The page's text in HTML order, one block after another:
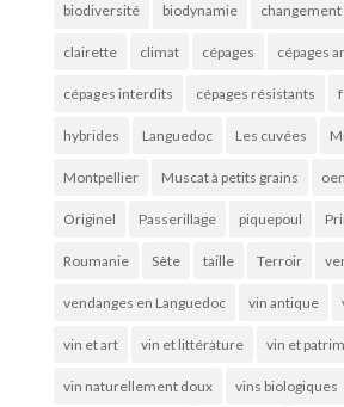
biodiversité biodynamie
clairette climat cépages cépages
cépages interdits cépages résistants
hybrides Languedoc Les cuvées
Montpellier Muscat à petits grains
Originel Passerillage piquepoul
Roumanie Sète taille Terroir
vendanges en Languedoc vin antique
vin et art vin et littérature vin et
vin naturellement doux vins biologiques